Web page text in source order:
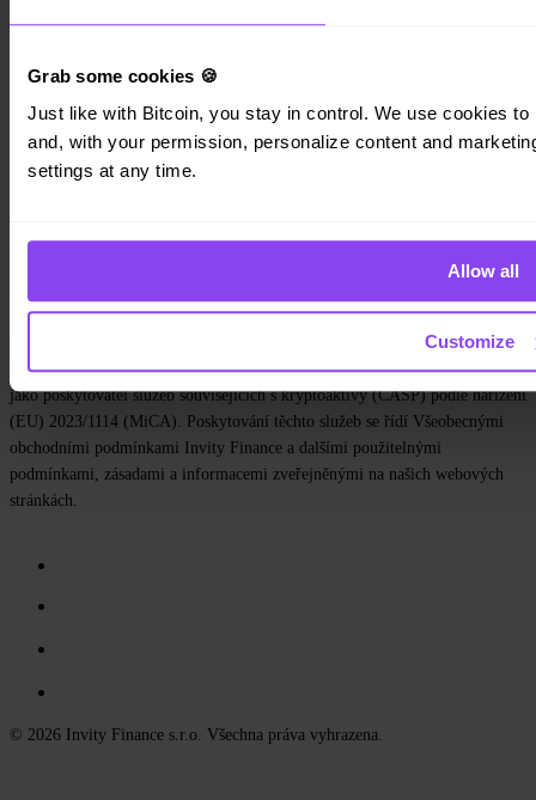
Grab some cookies 🍪
Just like with Bitcoin, you stay in control. We use cookies
and, with your permission, personalize content and
settings at any time.
Allow all
Customize
Společnost
O nás
Právní informace
Blog
Média
Affiliate
Zásady ochrany osobních údajů
Služby v oblasti kryptoaktiv poskytuje společnost Invity Finance s.r.o., IČO
223 69 775, se sídlem Kundratka 2359/17a, 180 00 Praha 8, Česká
republika, která má povolení České národní banky a podléhá jejímu dohledu
jako poskytovatel služeb souvisejících s kryptoaktivy (CASP) podle nařízení
(EU) 2023/1114 (MiCA). Poskytování těchto služeb se řídí Všeobecnými
obchodními podmínkami Invity Finance a dalšími použitelnými
podmínkami, zásadami a informacemi zveřejněnými na našich webových
stránkách.
© 2026 Invity Finance s.r.o. Všechna práva vyhrazena.